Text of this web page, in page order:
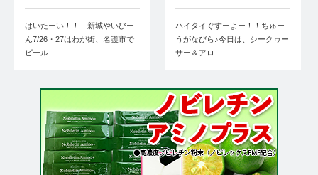
はいたーい！！ 新城やいびー
ん7/26・27はわが街、名護市で
ビール…
ハイタイぐすーよー！！ちゅー
うがなびら♪今日は、シークヮー
サー＆アロ…